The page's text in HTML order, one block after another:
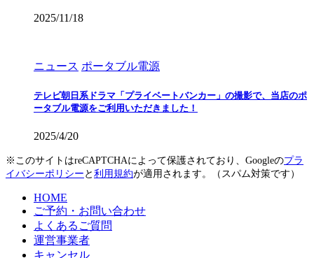
2025/11/18
ニュース ポータブル電源
テレビ朝日系ドラマ「プライベートバンカー」の撮影で、当店のポ
ータブル電源をご利用いただきました！
2025/4/20
※このサイトはreCAPTCHAによって保護されており、Googleのプラ
イバシーポリシーと利用規約が適用されます。（スパム対策です）
HOME
ご予約・お問い合わせ
よくあるご質問
運営事業者
キャンセル